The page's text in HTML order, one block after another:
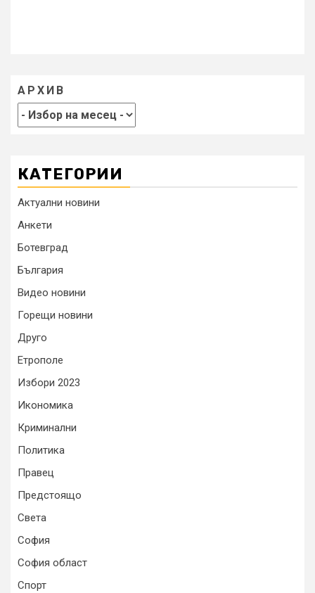
АРХИВ
КАТЕГОРИИ
Актуални новини
Анкети
Ботевград
България
Видео новини
Горещи новини
Друго
Етрополе
Избори 2023
Икономика
Криминални
Политика
Правец
Предстоящо
Света
София
София област
Спорт